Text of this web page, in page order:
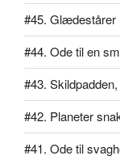
#45. Glædestårer
#44. Ode til en
#43.
#42. Planeter
#41. Ode til